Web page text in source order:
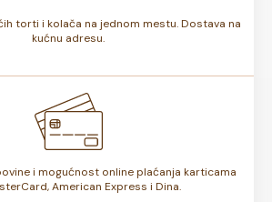
torti i kolača na jednom mestu. Dostava na
kućnu adresu.
i mogućnost online plaćanja karticama
American Express i Dina.